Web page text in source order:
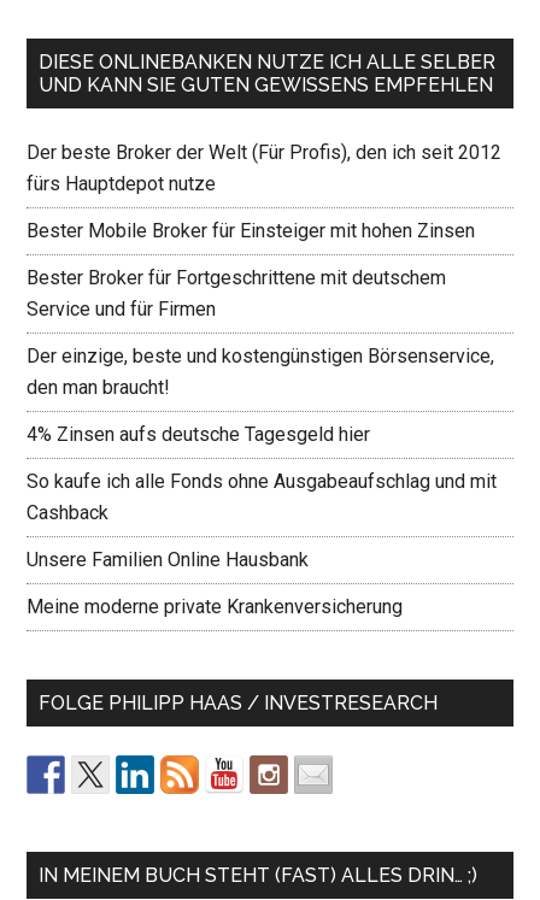
DIESE ONLINEBANKEN NUTZE ICH ALLE SELBER
UND KANN SIE GUTEN GEWISSENS EMPFEHLEN
Der beste Broker der Welt (Für Profis), den ich seit 2012
fürs Hauptdepot nutze
Bester Mobile Broker für Einsteiger mit hohen Zinsen
Bester Broker für Fortgeschrittene mit deutschem
Service und für Firmen
Der einzige, beste und kostengünstigen Börsenservice,
den man braucht!
4% Zinsen aufs deutsche Tagesgeld hier
So kaufe ich alle Fonds ohne Ausgabeaufschlag und mit
Cashback
Unsere Familien Online Hausbank
Meine moderne private Krankenversicherung
FOLGE PHILIPP HAAS / INVESTRESEARCH
IN MEINEM BUCH STEHT (FAST) ALLES DRIN… ;)